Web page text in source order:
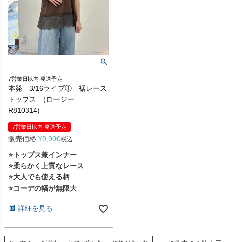
7営業日以内 発送予定
本発 3/16ライブ① 裾レース
トップス (ロージー
R810314)
7営業日以内 発送予定
販売価格 ¥9,900税込
⭐トップス兼インナー
⭐柔らかく上質なレース
⭐大人でも使える柄
⭐コーデの幅が無限大
詳細を見る